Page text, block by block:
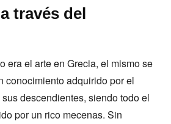
través del
era el arte en Grecia, el mismo se
conocimiento adquirido por el
descendientes, siendo todo el
por un rico mecenas. Sin